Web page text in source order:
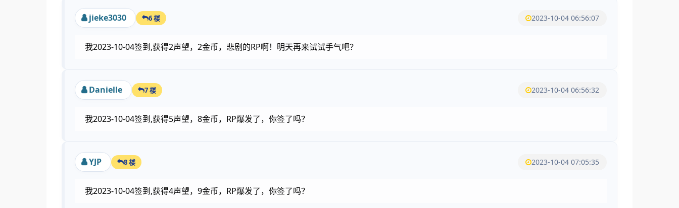
jieke3030 6 楼 2023-10-04 06:56:07
我2023-10-04签到,获得2声望，2金币，悲剧的RP啊！明天再来试试手气吧？
Danielle 7 楼 2023-10-04 06:56:32
我2023-10-04签到,获得5声望，8金币，RP爆发了，你签了吗？
YJP 8 楼 2023-10-04 07:05:35
我2023-10-04签到,获得4声望，9金币，RP爆发了，你签了吗？